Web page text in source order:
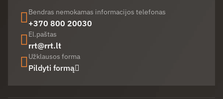
Bendras nemokamas informacijos telefonas
+370 800 20030
El.paštas
rrt@rrt.lt
Užklausos forma
Pildyti formą